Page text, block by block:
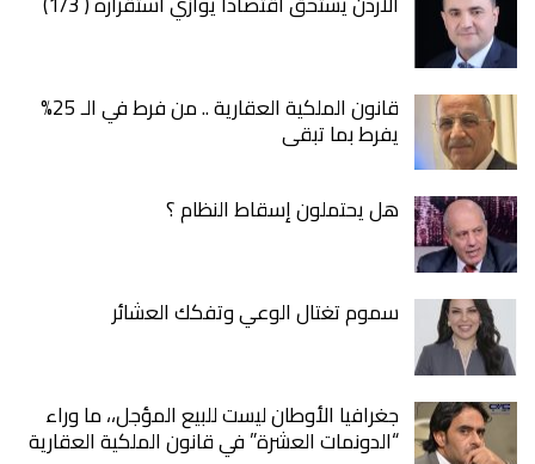
قانون الملكية العقارية .. من فرط في الـ 25%
يفرط بما تبقى
هل يحتملون إسقاط النظام ؟
سموم تغتال الوعي وتفكك العشائر
جغرافيا الأوطان ليست للبيع المؤجل،، ما وراء
“الدونمات العشرة” في قانون الملكية العقارية